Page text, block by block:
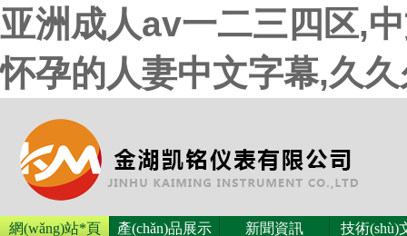
亚洲成人av一二三四区,
怀孕的人妻中文字幕,久
網(wǎng)站*頁
產(chǎn)品展示 新聞資訊 技術(shù)